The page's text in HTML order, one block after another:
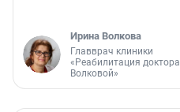
Ирина Волкова
Главврач клиники
«Реабилитация доктора
Волковой»